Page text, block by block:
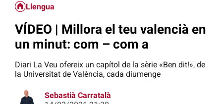
Llengua
VÍDEO | Millora el teu valencià en
un minut: com – com a
Diari La Veu ofereix un capítol de la sèrie «Ben dit!», de
la Universitat de València, cada diumenge
Sebastià Carratalà